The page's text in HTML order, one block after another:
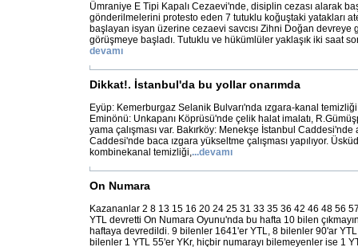
Ümraniye E Tipi Kapalı Cezaevi'nde, disiplin cezası alarak
gönderilmelerini protesto eden 7 tutuklu koğuştaki yatakları
başlayan isyan üzerine cezaevi savcısı Zihni Doğan devreye
görüşmeye başladı. Tutuklu ve hükümlüler yaklaşık iki saat
devamı
Dikkat!. İstanbul'da bu yollar onarımda
Eyüp: Kemerburgaz Selanik Bulvarı'nda ızgara-kanal temizliği
Eminönü: Unkapanı Köprüsü'nde çelik halat imalatı,
yama çalışması var. Bakırköy: Menekşe İstanbul
Caddesi'nde baca ızgara yükseltme çalışması yapılıyor.
kombinekanal temizliği,...devamı
On Numara
Kazananlar 2 8 13 15 16 20 24 25 31 33 35 36 42 46 48 56
YTL devretti On Numara Oyunu'nda bu hafta 10 bilen
haftaya devredildi. 9 bilenler 1641'er YTL, 8 bilenler 90'ar
bilenler 1 YTL 55'er YKr, hiçbir numarayı bilemeyenler ise 1